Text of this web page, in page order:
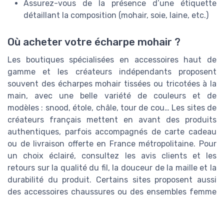
Assurez-vous de la présence d’une étiquette
détaillant la composition (mohair, soie, laine, etc.)
Où acheter votre écharpe mohair ?
Les boutiques spécialisées en accessoires haut de
gamme et les créateurs indépendants proposent
souvent des écharpes mohair tissées ou tricotées à la
main, avec une belle variété de couleurs et de
modèles : snood, étole, châle, tour de cou… Les sites de
créateurs français mettent en avant des produits
authentiques, parfois accompagnés de carte cadeau
ou de livraison offerte en France métropolitaine. Pour
un choix éclairé, consultez les avis clients et les
retours sur la qualité du fil, la douceur de la maille et la
durabilité du produit. Certains sites proposent aussi
des accessoires chaussures ou des ensembles femme